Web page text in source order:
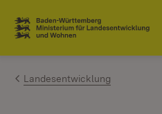
Zum Inhalt springen
Link zur Startseite
Landesentwicklung